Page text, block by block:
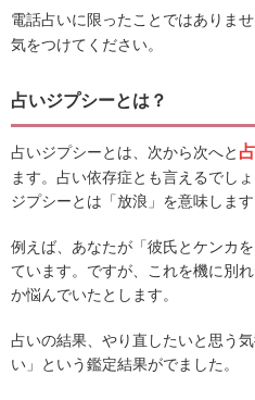
電話占いに限ったことではありませ
気をつけてください。
占いジプシーとは？
占いジプシーとは、次から次へと
ます。占い依存症とも言えるでしょ
ジプシーとは「放浪」を意味します
例えば、あなたが「彼氏とケンカ
ています。ですが、これを機に別
か悩んでいたとします。
占いの結果、やり直したいと思う
い」という鑑定結果がでました。